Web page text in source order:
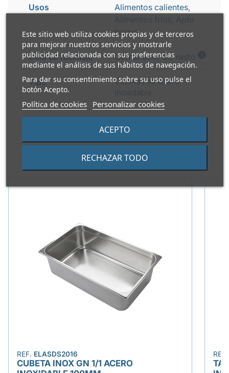
Este sitio web utiliza cookies propias y de terceros
para mejorar nuestros servicios y mostrarle
publicidad relacionada con sus preferencias
mediante el análisis de sus hábitos de navegación.
Para dar su consentimiento sobre su uso pulse el
botón Acepto.
Política de cookies Personalizar cookies
RECHAZAR TODO
ACEPTO
Usos
Alimentos calientes,
horno
Guía de reciclaje Contenedor del resto
Tipo
Cubetas de acero
PRODUCTOS ALTERNATIVOS
REF. ELASDS2016
CUBETA INOX GN 1/1 ACERO